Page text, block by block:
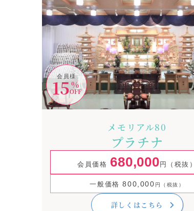
会員様
15%
OFF
メモリアル80
プラチナ
会員価格 680,000 円（税抜）
一般価格800,000 円（税抜）
詳しくはこちら